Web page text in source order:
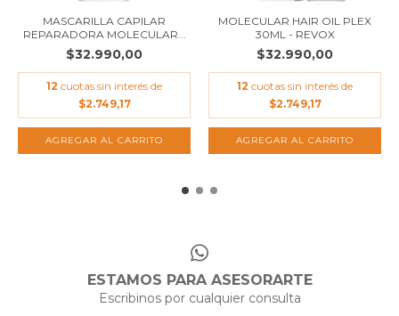
MASCARILLA CAPILAR
REPARADORA MOLECULAR...
$32.990,00
12 cuotas sin interés de
$2.749,17
MOLECULAR HAIR OIL PLEX
30ML - REVOX
$32.990,00
12 cuotas sin interés de
$2.749,17
ESTAMOS PARA ASESORARTE
Escribinos por cualquier consulta